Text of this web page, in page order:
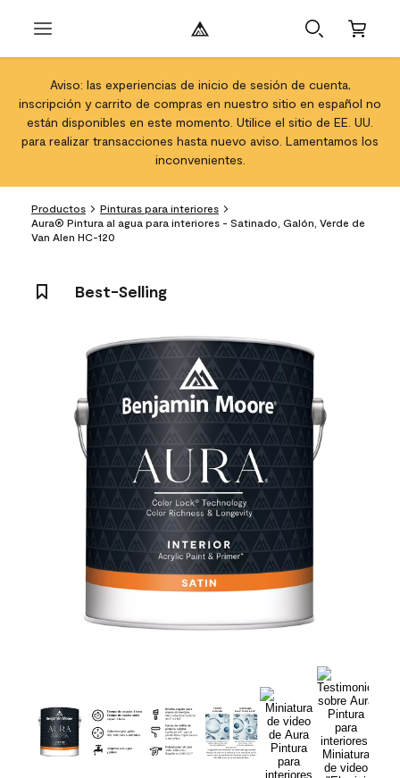
Aviso: las experiencias de inicio de sesión de cuenta,
inscripción y carrito de compras en nuestro sitio en español no
están disponibles en este momento. Utilice el sitio de EE. UU.
para realizar transacciones hasta nuevo aviso. Lamentamos los
inconvenientes.
Productos
Pinturas para interiores
Aura® Pintura al agua para interiores - Satinado, Galón, Verde de
Van Alen HC-120
Best-Selling